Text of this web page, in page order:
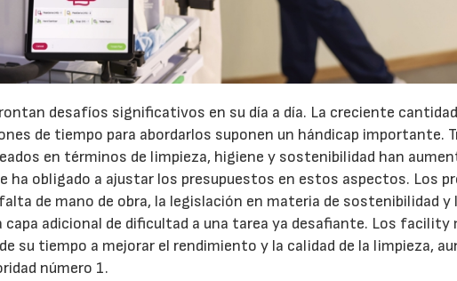
desafíos significativos en su día a día. La creciente
de tiempo para abordarlos suponen un hándicap importante.
en términos de limpieza, higiene y sostenibilidad han
ha obligado a ajustar los presupuestos en estos aspectos. Los
de mano de obra, la legislación en materia de sostenibilidad y
capa adicional de dificultad a una tarea ya desafiante. Los facility
su tiempo a mejorar el rendimiento y la calidad de la limpieza,
número 1.